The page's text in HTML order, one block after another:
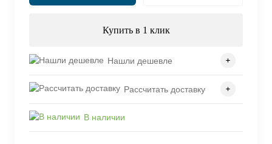
Купить в 1 клик
Нашли дешевле
Рассчитать доставку
В наличии